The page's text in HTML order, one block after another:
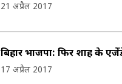
21 अप्रैल 2017
बिहार भाजपा: फिर शाह के
17 अप्रैल 2017